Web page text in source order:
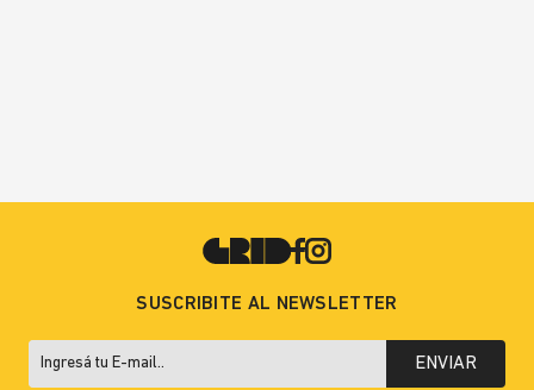
SUSCRIBITE AL NEWSLETTER
ENVIAR